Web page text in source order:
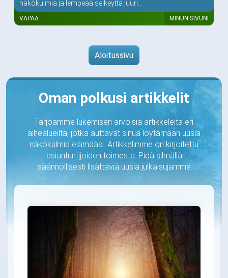
näkökulmia ja lempeää selkeyttä juuri...
VAPAA MINUN SIVUNI
Aloitussivu
Oman polkusi artikkelit
Tarjoamme lukemisen arvoisia artikkeleita eri
aihealueilta, jotka auttavat sinua löytämään uusia
näkökulmia elämääsi. Artikkelimme on kirjoitettu
asiantuntijoiden toimesta. Pidä silmällä
säännöllisesti lisättäviä uusia julkaisujamme